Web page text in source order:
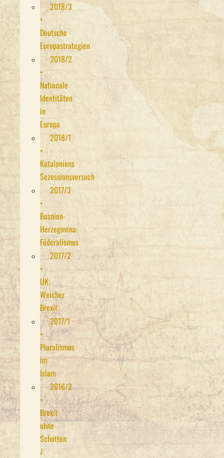
2018/3
•
Deutsche
Europastrategien
2018/2
•
Nationale
Identitäten
in
Europa
2018/1
•
Kataloniens
Sezessionsversuch
2017/3
•
Bosnien-
Herzegovina:
Föderalismus
2017/2
•
UK:
Weicher
Brexit
2017/1
•
Pluralismus
im
Islam
2016/2
•
Brexit
ohne
Schotten
/